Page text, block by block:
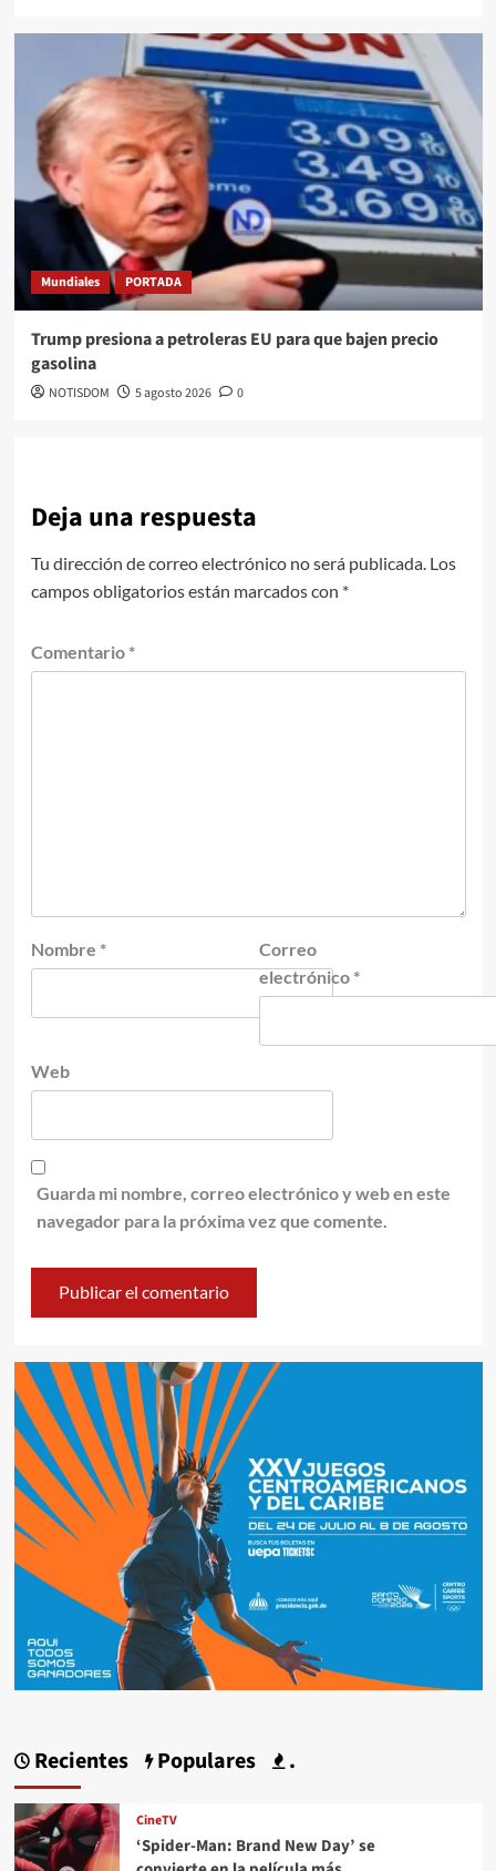
Mundiales PORTADA
Trump presiona a petroleras EU para que bajen precio
gasolina
NOTISDOM 5 agosto 2026 0
Deja una respuesta
Tu dirección de correo electrónico no será publicada. Los
campos obligatorios están marcados con *
Comentario *
Nombre *
Correo
electrónico *
Web
Guarda mi nombre, correo electrónico y web en este
navegador para la próxima vez que comente.
Recientes Populares .
CineTV
‘Spider-Man: Brand New Day’ se